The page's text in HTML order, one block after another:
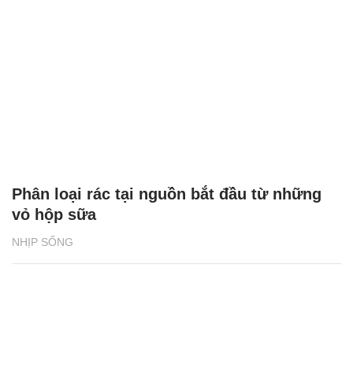
NHỊP SỐNG
Phân loại rác tại nguồn bắt đầu từ những
vỏ hộp sữa